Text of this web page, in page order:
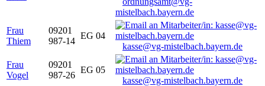
mistelbach.bayern.de
Frau
Thiem
09201
987-14
EG 04
kasse@vg-mistelbach.bayern.de
Frau
Vogel
09201
987-26
EG 05
kasse@vg-mistelbach.bayern.de